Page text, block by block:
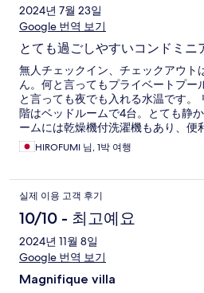
2024년 7월 23일
Google 번역 보기
とても過ごしやすいコンドミニ
無人チェックイン、チェックアウト
ん。何と言ってもプライベートプー
と言っても夜でも入れる水温です。
階はベッドルームで4台。とても
ームには乾燥機付洗濯機もあり、便
HIROFUMI 님, 1박 여행
실제 이용 고객 후기
10/10 - 최고예요
2024년 11월 8일
Google 번역 보기
Magnifique villa